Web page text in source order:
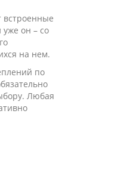
встроенные
он – со
на нем.
по
Любая